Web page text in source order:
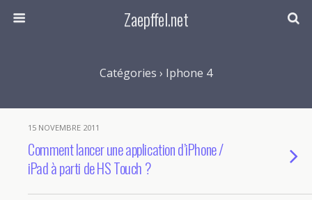
Zaepffel.net
Catégories › Iphone 4
15 NOVEMBRE 2011
Comment lancer une application d’iPhone /
iPad à parti de HS Touch ?